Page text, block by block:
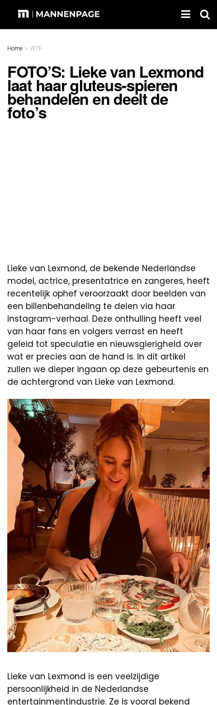
Home WTF
FOTO’S: Lieke van Lexmond
laat haar gluteus-spieren
behandelen en deelt de
foto’s
Lieke van Lexmond, de bekende Nederlandse
model, actrice, presentatrice en zangeres, heeft
recentelijk ophef veroorzaakt door beelden van
een billenbehandeling te delen via haar
Instagram-verhaal. Deze onthulling heeft veel
van haar fans en volgers verrast en heeft
geleid tot speculatie en nieuwsgierigheid over
wat er precies aan de hand is. In dit artikel
zullen we dieper ingaan op deze gebeurtenis en
de achtergrond van Lieke van Lexmond.
Lieke van Lexmond is een veelzijdige
persoonlijkheid in de Nederlandse
entertainmentindustrie. Ze is vooral bekend